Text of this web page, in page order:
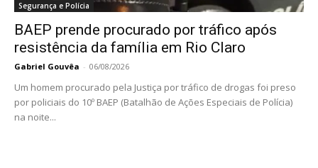
Segurança e Polícia
BAEP prende procurado por tráfico após
resistência da família em Rio Claro
Gabriel Gouvêa - 06/08/2026
Um homem procurado pela Justiça por tráfico de drogas foi preso
por policiais do 10º BAEP (Batalhão de Ações Especiais de Polícia)
na noite...